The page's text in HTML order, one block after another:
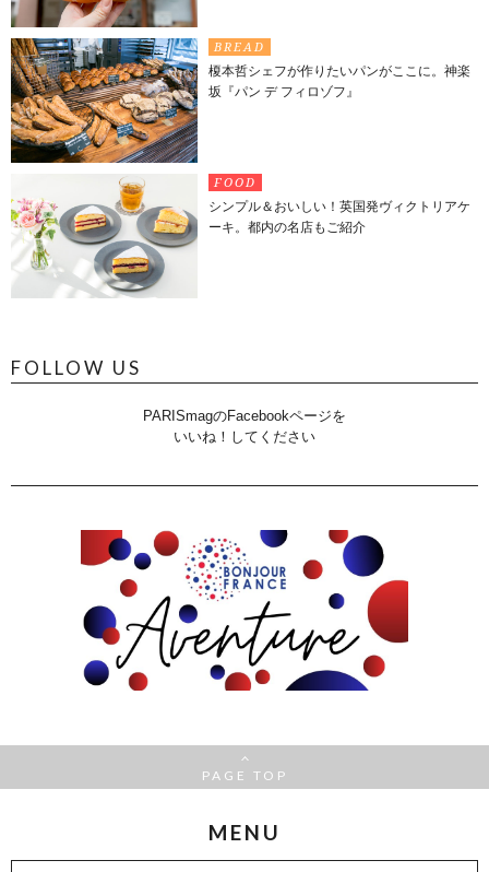
BREAD
榎本哲シェフが作りたいパンがここに。神楽
坂『パン デ フィロゾフ』
FOOD
シンプル＆おいしい！英国発ヴィクトリアケ
ーキ。都内の名店もご紹介
FOLLOW US
PARISmagのFacebookページを
いいね！してください
PAGE TOP
MENU